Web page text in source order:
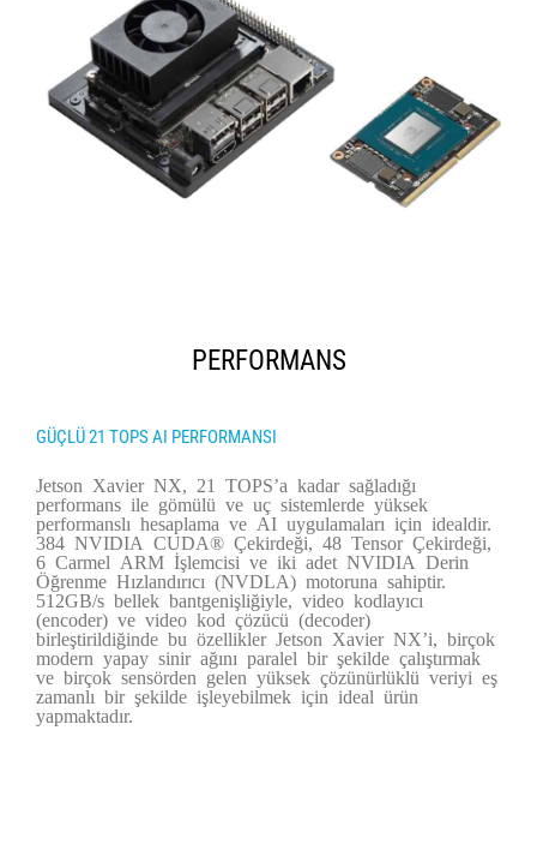
PERFORMANS
GÜÇLÜ 21 TOPS AI PERFORMANSI
Jetson Xavier NX, 21 TOPS’a kadar sağladığı
performans ile gömülü ve uç sistemlerde yüksek
performanslı hesaplama ve AI uygulamaları için idealdir.
384 NVIDIA CUDA® Çekirdeği, 48 Tensor Çekirdeği,
6 Carmel ARM İşlemcisi ve iki adet NVIDIA Derin
Öğrenme Hızlandırıcı (NVDLA) motoruna sahiptir.
512GB/s bellek bantgenişliğiyle, video kodlayıcı
(encoder) ve video kod çözücü (decoder)
birleştirildiğinde bu özellikler Jetson Xavier NX’i, birçok
modern yapay sinir ağını paralel bir şekilde çalıştırmak
ve birçok sensörden gelen yüksek çözünürlüklü veriyi eş
zamanlı bir şekilde işleyebilmek için ideal ürün
yapmaktadır.